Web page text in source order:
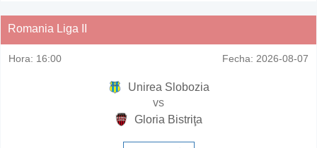
Romania Liga II
Hora: 16:00 Fecha: 2026-08-07
Unirea Slobozia
vs
Gloria Bistriţa